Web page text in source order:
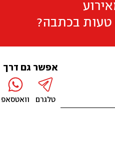
בכתבה?
אפשר גם דרך
טלגרם וואטסאפ